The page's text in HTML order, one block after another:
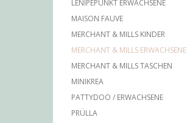
LENIPEPUNKT ERWACHSENE
MAISON FAUVE
MERCHANT & MILLS KINDER
MERCHANT & MILLS ERWACHSENE
MERCHANT & MILLS TASCHEN
MINIKREA
PATTYDOO / ERWACHSENE
PRÜLLA